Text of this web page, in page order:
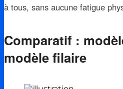
à tous, sans aucune fatigue
Comparatif :
modèle filaire